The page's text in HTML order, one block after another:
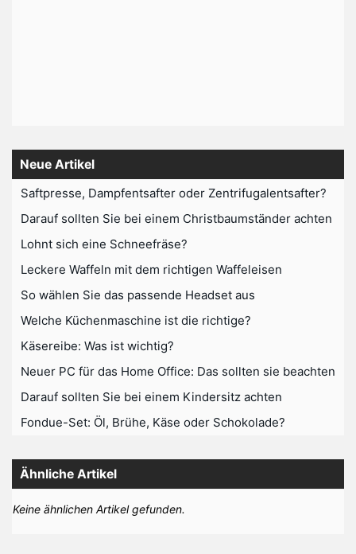
Neue Artikel
Saftpresse, Dampfentsafter oder Zentrifugalentsafter?
Darauf sollten Sie bei einem Christbaumständer achten
Lohnt sich eine Schneefräse?
Leckere Waffeln mit dem richtigen Waffeleisen
So wählen Sie das passende Headset aus
Welche Küchenmaschine ist die richtige?
Käsereibe: Was ist wichtig?
Neuer PC für das Home Office: Das sollten sie beachten
Darauf sollten Sie bei einem Kindersitz achten
Fondue-Set: Öl, Brühe, Käse oder Schokolade?
Ähnliche Artikel
Keine ähnlichen Artikel gefunden.